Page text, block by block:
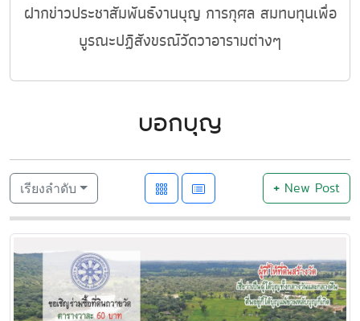
ฝากข่าวประชาสัมพันธ์งานบุญ การกุศล สมทบทุนเพื่อ
บูรณะปฏิสังขรณ์วัดวาอารามต่างๆ
บอกบุญ
เรียงลำดับ +New Post